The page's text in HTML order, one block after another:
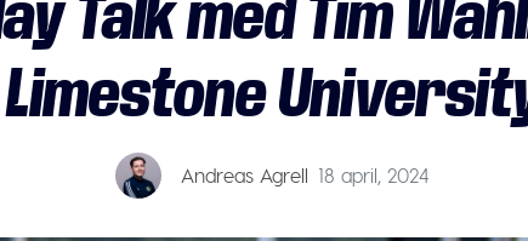
Talk med Tim
Limestone
Andreas Agrell 18 april, 2024